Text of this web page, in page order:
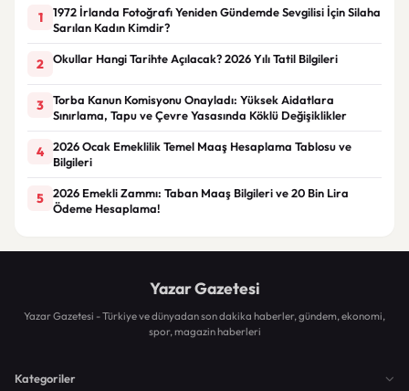
1
1972 İrlanda Fotoğrafı Yeniden Gündemde Sevgilisi İçin Silaha
Sarılan Kadın Kimdir?
2 Okullar Hangi Tarihte Açılacak? 2026 Yılı Tatil Bilgileri
3
Torba Kanun Komisyonu Onayladı: Yüksek Aidatlara
Sınırlama, Tapu ve Çevre Yasasında Köklü Değişiklikler
4
2026 Ocak Emeklilik Temel Maaş Hesaplama Tablosu ve
Bilgileri
5
2026 Emekli Zammı: Taban Maaş Bilgileri ve 20 Bin Lira
Ödeme Hesaplama!
Yazar Gazetesi
Yazar Gazetesi - Türkiye ve dünyadan son dakika haberler, gündem, ekonomi,
spor, magazin haberleri
Kategoriler